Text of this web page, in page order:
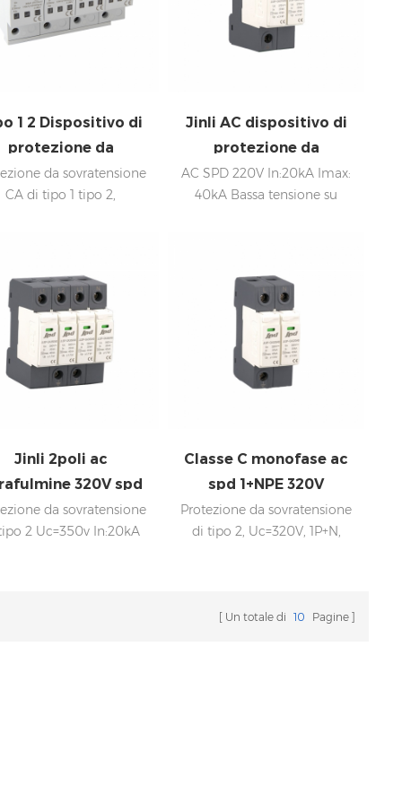
1 2 Dispositivo di
protezione da
AC 15kA
da sovratensione
CA di tipo 1 tipo 2,
Disconnessione interna,
indicatore statua e
a distanza IEC
61643-11
Jinli AC dispositivo di
protezione da
sovratensione SPD
monofase 275V
AC SPD 220V In:20kA Imax:
40kA Bassa tensione su
61643-11
Jinli 2poli ac
320V spd
da sovratensione
2 Uc=350v In:20kA
Classe C monofase ac
spd 1+NPE 320V
Protezione da sovratensione
di tipo 2, Uc=320V, 1P+N,
indicatore statua e
Un totale di 10 Pagine